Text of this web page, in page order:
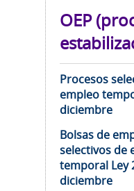
OEP
Procesos
empleo
diciembre
Bolsas de
selectivos de
temporal Ley
diciembre